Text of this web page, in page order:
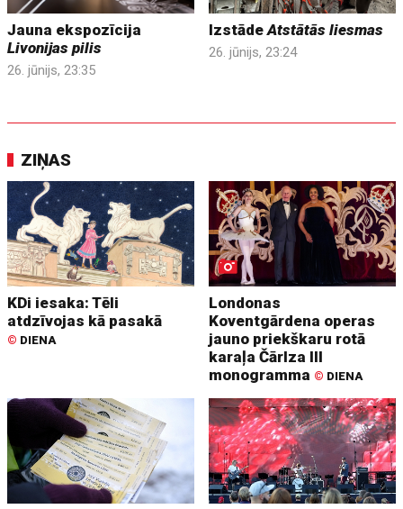
Jauna ekspozīcija
Livonijas pilis
26. jūnijs, 23:35
IzstādeAtstātās liesmas
26. jūnijs, 23:24
ZIŅAS
KDi iesaka: Tēli
atdzīvojas kā pasakā
© DIENA
Londonas
Koventgārdena operas
jauno priekškaru rotā
karaļa Čārlza III
monogramma © DIENA